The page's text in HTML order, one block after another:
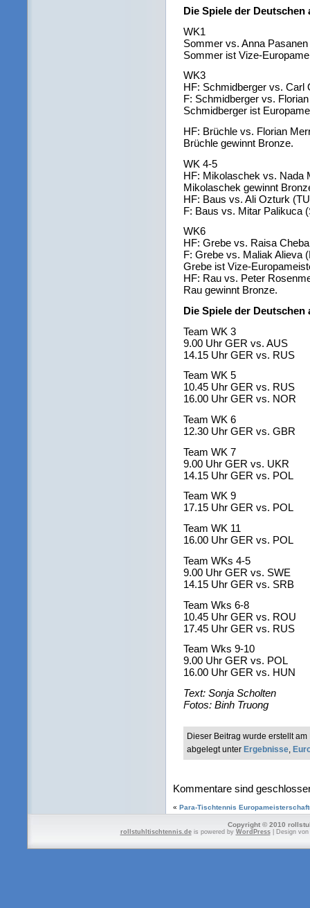
Die Spiele der
WK1
Sommer vs. Anna
Sommer ist Vize-
WK3
HF: Schmidberger vs. Carl
F: Schmidberger vs.
Schmidberger ist
HF: Brüchle vs. Florian
Brüchle gewinnt Bronze.
WK 4-5
HF: Mikolaschek vs. Nada
Mikolaschek gewinnt
HF: Baus vs. Ali Ozturk
F: Baus vs. Mitar Palikuca
WK6
HF: Grebe vs. Raisa
F: Grebe vs. Maliak Alieva
Grebe ist Vize-
HF: Rau vs. Peter
Rau gewinnt Bronze.
Die Spiele der
Team WK 3
9.00 Uhr GER vs. AUS
14.15 Uhr GER vs. RUS
Team WK 5
10.45 Uhr GER vs. RUS
16.00 Uhr GER vs. NOR
Team WK 6
12.30 Uhr GER vs. GBR
Team WK 7
9.00 Uhr GER vs. UKR
14.15 Uhr GER vs. POL
Team WK 9
17.15 Uhr GER vs. POL
Team WK 11
16.00 Uhr GER vs. POL
Team WKs 4-5
9.00 Uhr GER vs. SWE
14.15 Uhr GER vs. SRB
Team Wks 6-8
10.45 Uhr GER vs. ROU
17.45 Uhr GER vs. RUS
Team Wks 9-10
9.00 Uhr GER vs. POL
16.00 Uhr GER vs. HUN
Text: Sonja Scholten
Fotos: Binh Truong
Dieser Beitrag wurde erstellt
abgelegt unter Ergebnisse,
Kommentare sind
« Para-Tischtennis
Copyright © 2010
rollstuhltischtennis.deis powered by WordPress| Design von